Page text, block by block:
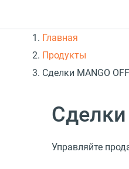
Главная
Продукты
Сделки MANGO
Сделки
Управляйте